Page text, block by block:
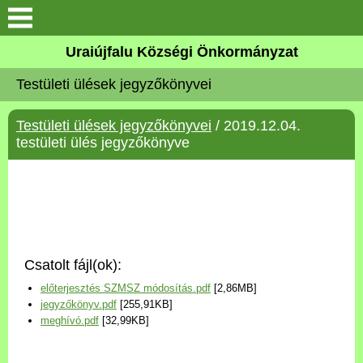
Köszöntő
Elérhetőségek
Uraiújfalu
Választási információk
Versenyképes Járások
Uraiújfalu Községi Önkormányzat
Testületi ülések jegyzőkönyvei
Testületi ülések jegyzőkönyvei / 2019.12.04.
testületi ülés jegyzőkönyve
Csatolt fájl(ok):
előterjesztés SZMSZ módosítás.pdf [2,86MB]
jegyzőkönyv.pdf [255,91KB]
meghívó.pdf [32,99KB]